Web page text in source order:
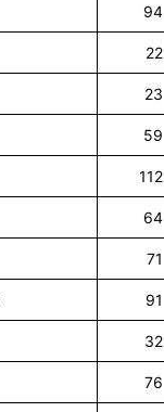
94
22
23
59
112
64
71
91
32
76